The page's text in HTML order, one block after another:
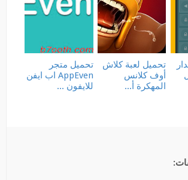
تحميل متجر
AppEven اب ايفن
للايفون ...
تحميل لعبة كلاش
أوف كلانس
المهكرة أ...